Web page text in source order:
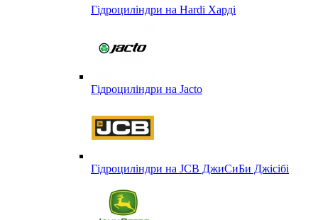
Гідроциліндри на Hardi Харді
Гідроциліндри на Jacto
Гідроциліндри на JCB ДжиСиБи Джісібі